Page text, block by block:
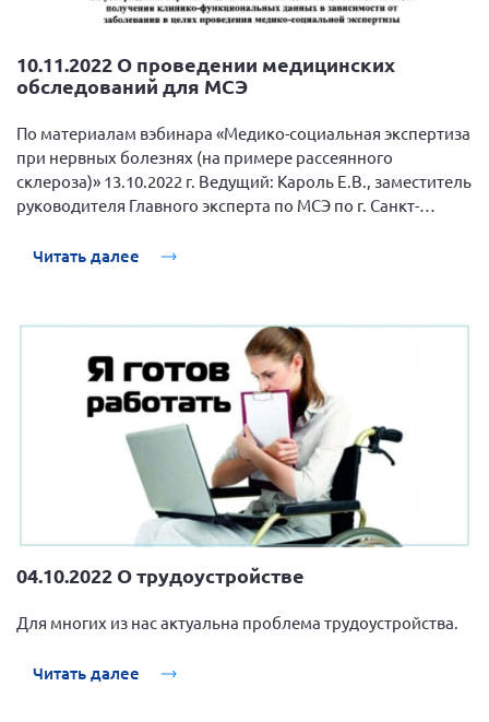
10.11.2022 О проведении медицинских
обследований для МСЭ
По материалам вэбинара «Медико-социальная экспертиза
при нервных болезнях (на примере рассеянного
склероза)» 13.10.2022 г. Ведущий: Кароль Е.В., заместитель
руководителя Главного эксперта по МСЭ по г. Санкт-
Читать далее
04.10.2022 О трудоустройстве
Для многих из нас актуальна проблема трудоустройства.
Читать далее